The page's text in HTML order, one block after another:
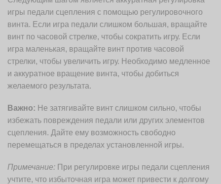
игры педали сцепления с помощью регулировочного
винта. Если игра педали слишком большая, вращайте
винт по часовой стрелке, чтобы сократить игру. Если
игра маленькая, вращайте винт против часовой
стрелки, чтобы увеличить игру. Необходимо медленное
и аккуратное вращение винта, чтобы добиться
желаемого результата.
Важно: Не затягивайте винт слишком сильно, чтобы
избежать повреждения педали или других элементов
сцепления. Дайте ему возможность свободно
перемещаться в пределах установленной игры.
Примечание: При регулировке игры педали сцепления
учтите, что избыточная игра может привести к долгому